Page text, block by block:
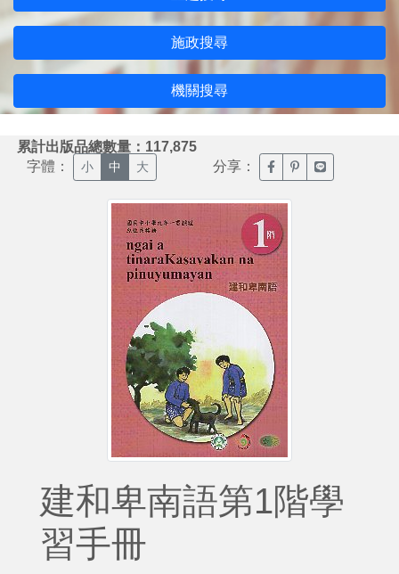
施政搜尋
機關搜尋
累計出版品總數量：117,875
字體： 小 中 大 分享： 臉書分享(另開新視窗)
噗浪分享(另開新
Line分享(另
建和卑南語第1階學
習手冊